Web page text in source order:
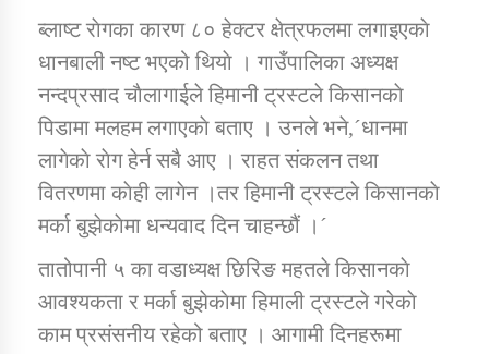
कार्यक्रम कार्यान्वयन एकाई जुम्लाको सुचना
कर्णाली प्राविधि शिक्षालय जुम्लाको सुचना
ब्लाष्ट राेगका कारण ८० हेक्टर क्षेत्रफलमा लगाइएकाे
धानबाली नष्ट भएको थियाे । गाउँपालिका अध्यक्ष
नन्दप्रसाद चाैलागाईले हिमानी ट्रस्टले किसानकाे
पिडामा मलहम लगाएकाे बताए । उनले भने,´धानमा
लागेकाे राेग हेर्न सबै आए । राहत संकलन तथा
वितरणमा काेही लागेन ।तर हिमानी ट्रस्टले किसानकाे
मर्का बुझेकाेमा धन्यवाद दिन चाहन्छौं ।´
तातोपानी ५ का वडाध्यक्ष छिरिङ महतले किसानकाे
आवश्यकता र मर्का बुझेकाेमा हिमाली ट्रस्टले गरेकाे
काम प्रसंसनीय रहेको बताए । आगामी दिनहरूमा